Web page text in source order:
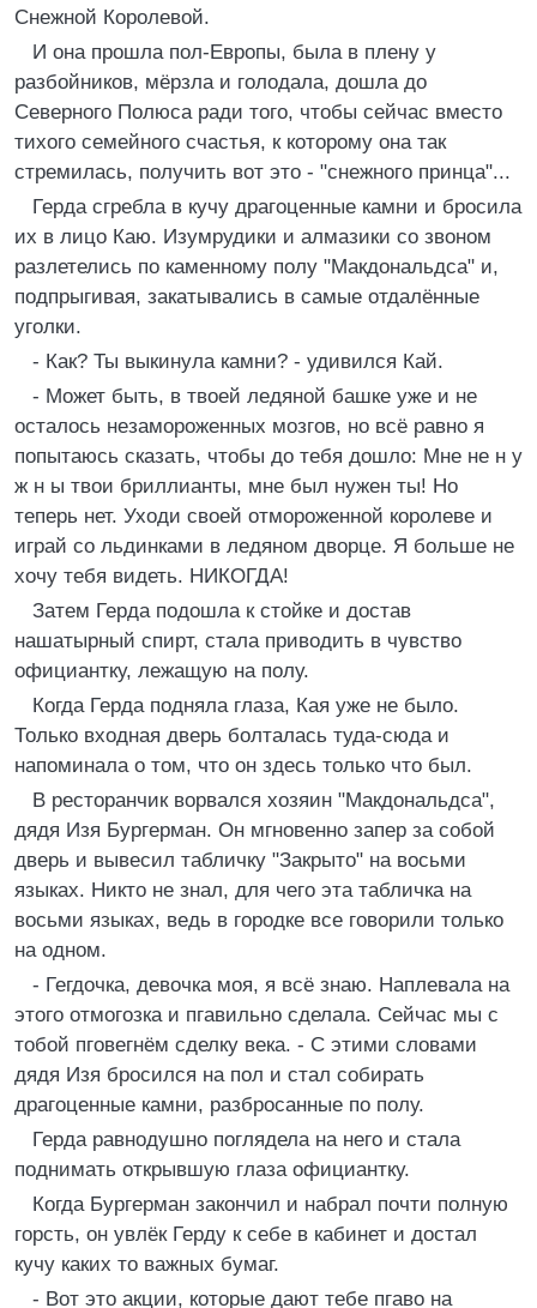
Снежной Королевой.
И она прошла пол-Европы, была в плену у
разбойников, мёрзла и голодала, дошла до
Северного Полюса ради того, чтобы сейчас вместо
тихого семейного счастья, к которому она так
стремилась, получить вот это - "снежного принца"...
Герда сгребла в кучу драгоценные камни и бросила
их в лицо Каю. Изумрудики и алмазики со звоном
разлетелись по каменному полу "Макдональдса" и,
подпрыгивая, закатывались в самые отдалённые
уголки.
- Как? Ты выкинула камни? - удивился Кай.
- Может быть, в твоей ледяной башке уже и не
осталось незамороженных мозгов, но всё равно я
попытаюсь сказать, чтобы до тебя дошло: Мне не н у
ж н ы твои бриллианты, мне был нужен ты! Но
теперь нет. Уходи своей отмороженной королеве и
играй со льдинками в ледяном дворце. Я больше не
хочу тебя видеть. НИКОГДА!
Затем Герда подошла к стойке и достав
нашатырный спирт, стала приводить в чувство
официантку, лежащую на полу.
Когда Герда подняла глаза, Кая уже не было.
Только входная дверь болталась туда-сюда и
напоминала о том, что он здесь только что был.
В ресторанчик ворвался хозяин "Макдональдса",
дядя Изя Бургерман. Он мгновенно запер за собой
дверь и вывесил табличку "Закрыто" на восьми
языках. Никто не знал, для чего эта табличка на
восьми языках, ведь в городке все говорили только
на одном.
- Гегдочка, девочка моя, я всё знаю. Наплевала на
этого отмогозка и пгавильно сделала. Сейчас мы с
тобой пговегнём сделку века. - С этими словами
дядя Изя бросился на пол и стал собирать
драгоценные камни, разбросанные по полу.
Герда равнодушно поглядела на него и стала
поднимать открывшую глаза официантку.
Когда Бургерман закончил и набрал почти полную
горсть, он увлёк Герду к себе в кабинет и достал
кучу каких то важных бумаг.
- Вот это акции, которые дают тебе пгаво на